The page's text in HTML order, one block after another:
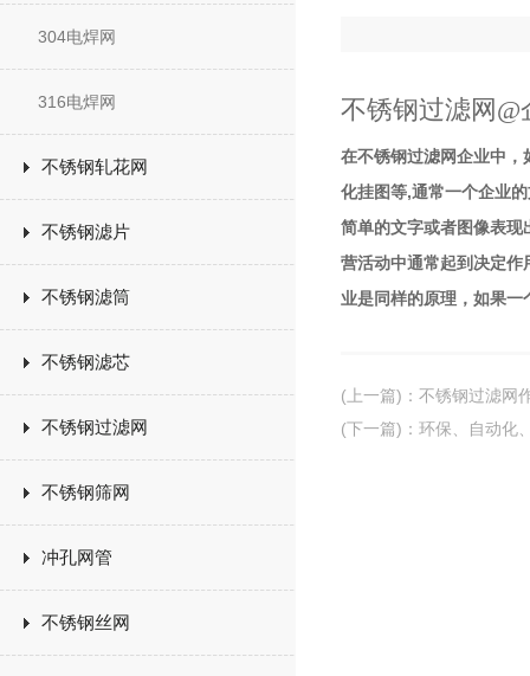
304电焊网
316电焊网
不锈钢轧花网
不锈钢滤片
不锈钢滤筒
不锈钢滤芯
不锈钢过滤网
不锈钢筛网
冲孔网管
不锈钢丝网
不锈钢过滤网
在不锈钢过滤网企业中
化挂图等,通常一个企业
简单的文字或者图像表
营活动中通常起到决定
业是同样的原理，如果
(上一篇) ： 不锈钢过滤网
(下一篇) ： 环保、自动化